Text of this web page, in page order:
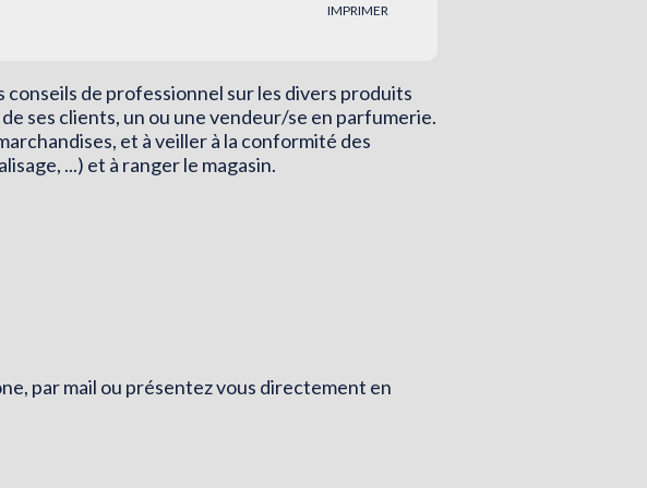
IMPRIMER
de professionnel sur les divers produits
ses clients, un ou une vendeur/se en parfumerie.
et à veiller à la conformité des
...) et à ranger le magasin.
par mail ou présentez vous directement en